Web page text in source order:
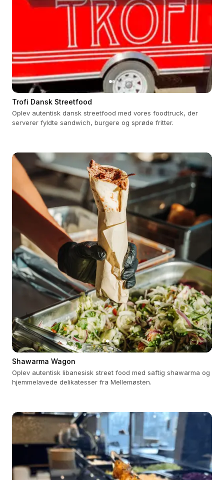
Trofi Dansk Streetfood
Oplev autentisk dansk streetfood med vores foodtruck, der
serverer fyldte sandwich, burgere og sprøde fritter.
Shawarma Wagon
Oplev autentisk libanesisk street food med saftig shawarma og
hjemmelavede delikatesser fra Mellemøsten.